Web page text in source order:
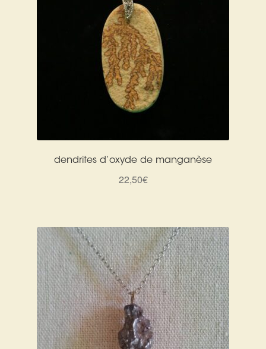
dendrites d’oxyde de manganèse
22,50€